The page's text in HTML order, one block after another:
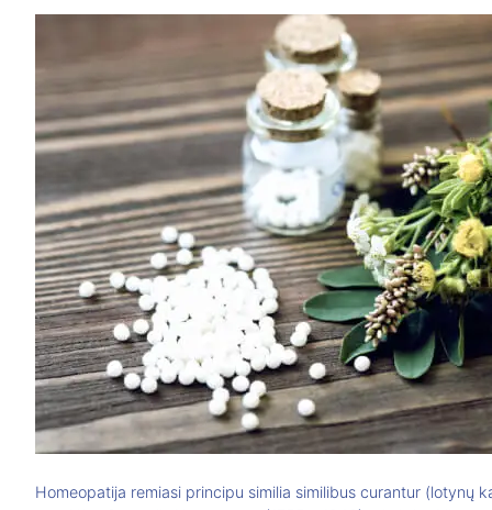
Homeopatija remiasi principu similia similibus curantur (lotynų